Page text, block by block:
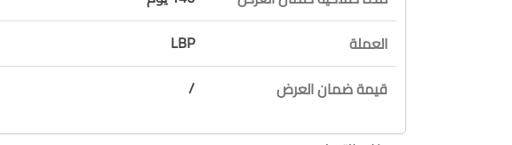
العملة
LBP
قيمة ضمان العرض
/